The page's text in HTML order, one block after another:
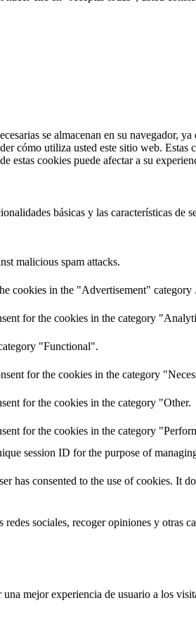
se almacenan en su navegador, ya
cómo utiliza usted este sitio web. Estas
estas cookies puede afectar a su
básicas y las características de
malicious spam attacks.
cookies in the "Advertisement" category .
for the cookies in the category
"Functional".
for the cookies in the category
for the cookies in the category "Other.
for the cookies in the category
session ID for the purpose of
has consented to the use of cookies. It
sociales, recoger opiniones y otras
mejor experiencia de usuario a los